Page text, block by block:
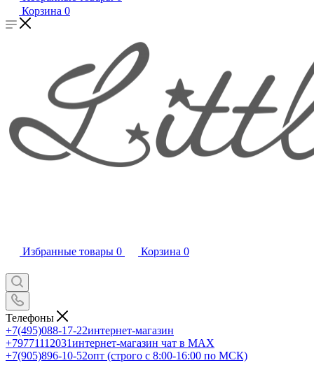
Корзина 0
Избранные товары 0 Корзина 0
Телефоны
+7(495)088-17-22интернет-магазин
+79771112031интернет-магазин чат в MAX
+7(905)896-10-52опт (строго с 8:00-16:00 по МСК)